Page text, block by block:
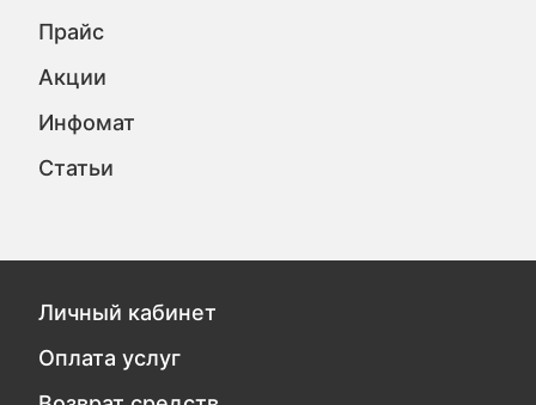
Прайс
Акции
Инфомат
Статьи
Личный кабинет
Оплата услуг